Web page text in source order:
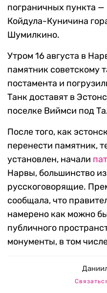
пограничных пункта
Койдула-Куничина
Шумилкино.
Утром 16 августа в
памятник советскому
постамента и
Танк доставят в
поселке Виймси под
После того, как
перенести памятник,
установлен, начали
Нарвы, большинство
русскоговорящие.
сообщала, что
намерено как можно
публичного
монументы, в том